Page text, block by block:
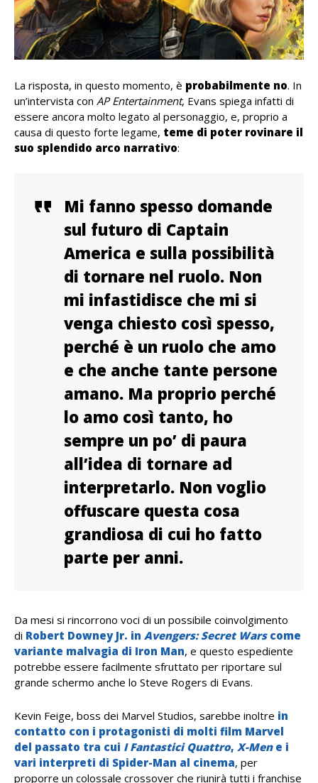
La risposta, in questo momento, è probabilmente no. In
un’intervista con AP Entertainment, Evans spiega infatti di
essere ancora molto legato al personaggio, e, proprio a
causa di questo forte legame, teme di poter rovinare il
suo splendido arco narrativo:
Mi fanno spesso domande
sul futuro di Captain
America e sulla possibilità
di tornare nel ruolo. Non
mi infastidisce che mi si
venga chiesto così spesso,
perché è un ruolo che amo
e che anche tante persone
amano. Ma proprio perché
lo amo così tanto, ho
sempre un po’ di paura
all’idea di tornare ad
interpretarlo. Non voglio
offuscare questa cosa
grandiosa di cui ho fatto
parte per anni.
Da mesi si rincorrono voci di un possibile coinvolgimento
di Robert Downey Jr. in Avengers: Secret Warscome
variante malvagia di Iron Man, e questo espediente
potrebbe essere facilmente sfruttato per riportare sul
grande schermo anche lo Steve Rogers di Evans.
Kevin Feige, boss dei Marvel Studios, sarebbe inoltre in
contatto con i protagonisti di molti film Marvel
del passato tra cui I Fantastici Quattro, X-Mene i
vari interpreti di Spider-Man al cinema, per
proporre un colossale crossover che riunirà tutti i franchise